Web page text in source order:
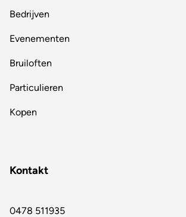
Bedrijven
Evenementen
Bruiloften
Particulieren
Kopen
Kontakt
0478 511935